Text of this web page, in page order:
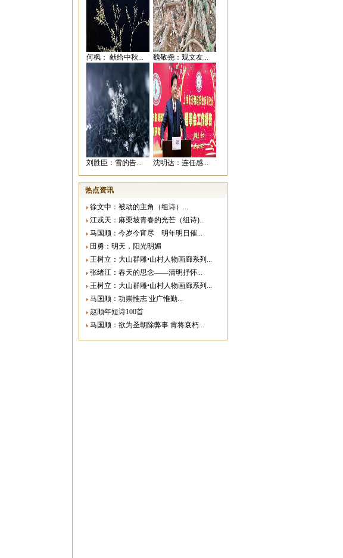
何枫： 献给中秋... 魏敬尧：观文友...
刘胜臣：雪的告... 沈明达：连任感...
热点资讯
徐文中：被动的主角（组诗）...
江戎天：麻栗坡青春的光芒（组诗)...
马国顺：今岁今宵尽 明年明日催...
田勇：明天，阳光明媚
王树立：大山群雕•山村人物画廊系列...
张绪江：春天的思念——清明抒怀...
王树立：大山群雕•山村人物画廊系列...
马国顺：功崇惟志 业广惟勤...
赵顺年短诗100首
马国顺：欲为圣朝除弊事 肯将衰朽...